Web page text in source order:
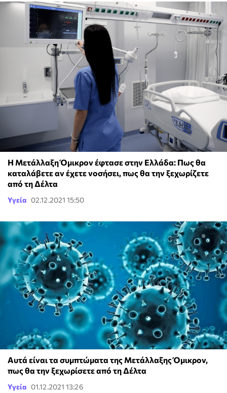
Η Μετάλλαξη Όμικρον έφτασε στην Ελλάδα: Πως θα
καταλάβετε αν έχετε νοσήσει, πως θα την ξεχωρίζετε
από τη Δέλτα
Υγεία 02.12.2021 15:50
Αυτά είναι τα συμπτώματα της Μετάλλαξης Όμικρον,
πως θα την ξεχωρίσετε από τη Δέλτα
Υγεία 01.12.2021 13:26